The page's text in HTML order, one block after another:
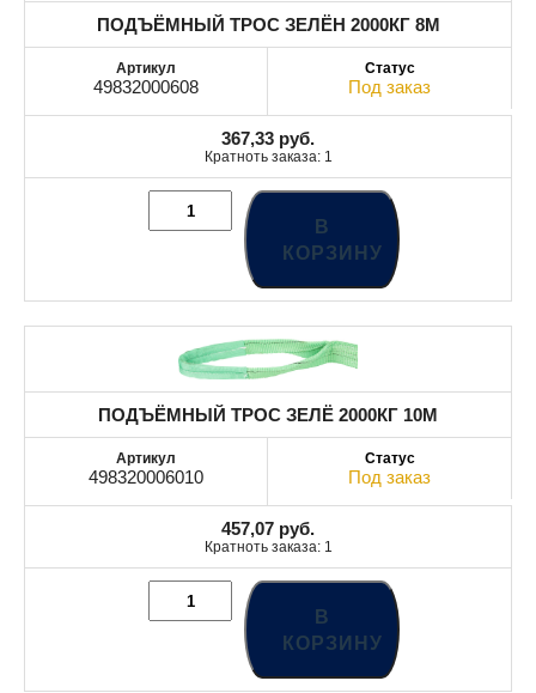
ПОДЪЁМНЫЙ ТРОС ЗЕЛЁН 2000КГ 8M
49832000608 Под заказ
367,33 руб.
Кратноть заказа: 1
В
КОРЗИНУ
ПОДЪЁМНЫЙ ТРОС ЗЕЛЁ 2000КГ 10M
498320006010 Под заказ
457,07 руб.
Кратноть заказа: 1
В
КОРЗИНУ